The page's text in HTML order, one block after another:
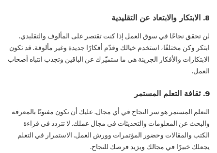
8. الابتكار والابتعاد عن التقليدية
لن تحقق نجاحًا في سوق العمل إذا كنت تقتصر على المألوف والتقليدي.
ابتكر وكن مختلفًا، استخدم خيالك وقدّم أفكارًا جديدة وغير مألوفة. قد تكون
الابتكارات والأفكار الجريئة هي ما ستميّزك عن الباقين وتجذب انتباه أصحاب
العمل.
9. ثقافة التعلم المستمر
التعلم المستمر هو سر النجاح في أي مجال. عليك أن تكون مفتونًا بالمعرفة
والبحث عن المعلومات والتحديثات في مجال عملك. لا تتردد في قراءة
الكتب والمقالات وحضور المؤتمرات وورش العمل. الاستمرار في التعلم
يجعلك خبيرًا في مجالك ويزيد فرصك للنجاح.